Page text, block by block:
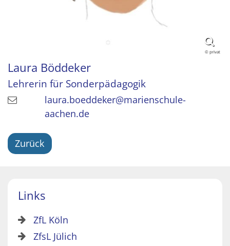
© privat
Laura Böddeker
Lehrerin für Sonderpädagogik
laura.boeddeker@marienschule-
aachen.de
Zurück
Links
ZfL Köln
ZfsL Jülich